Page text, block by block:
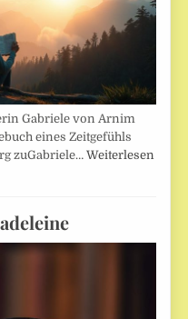
Gabriele von Arnim
eines Zeitgefühls
zuGabriele…Weiterlesen